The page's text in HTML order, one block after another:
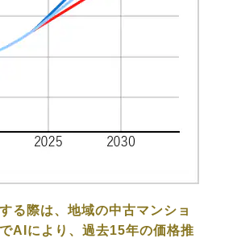
る際は、地域の中古マンショ
AIにより、過去15年の価格推